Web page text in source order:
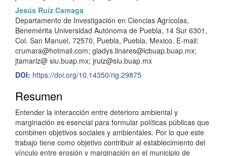
n
c
i
p
a
l
d
e
Jesús Ruíz Careaga
Departamento de Investigación en Ciencias Agrícolas,
Benemérita Universidad Autónoma de Puebla, 14 Sur 6301,
Col. San Manuel, 72570, Puebla, Puebla, Mexico. E-mail:
crumara@hotmail.com; gladys.linares@icbuap.buap.mx;
jtamariz@ siu.buap.mx; jruiz@siu.buap.mx
DOI: https://doi.org/10.14350/rig.29875
Resumen
Entender la interacción entre deterioro ambiental y
marginación es esencial para formular políticas públicas que
combinen objetivos sociales y ambientales. Por lo que este
trabajo tiene como objetivo contribuir al establecimiento del
vínculo entre erosión y marginación en el municipio de